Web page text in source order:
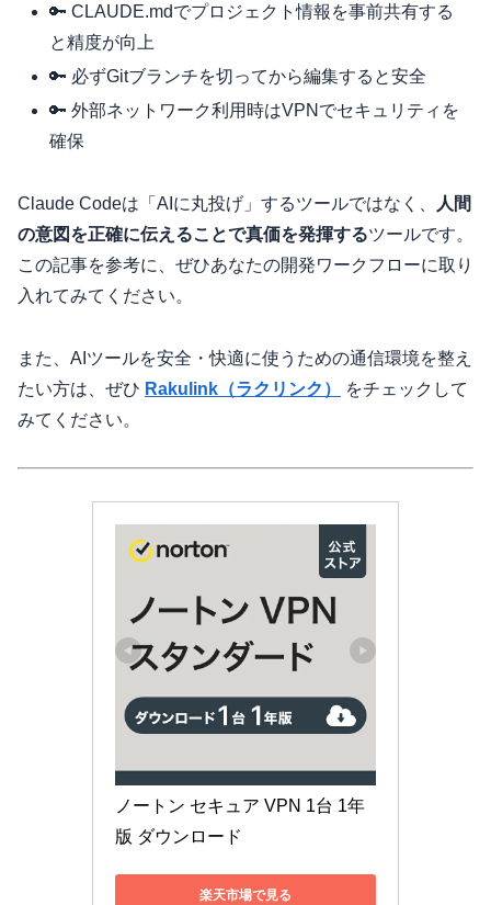
🔑 CLAUDE.mdでプロジェクト情報を事前共有する
と精度が向上
🔑 必ずGitブランチを切ってから編集すると安全
🔑 外部ネットワーク利用時はVPNでセキュリティを
確保
Claude Codeは「AIに丸投げ」するツールではなく、
人間
の意図を正確に伝えることで真価を発揮するツールです。
この記事を参考に、ぜひあなたの開発ワークフローに取り
入れてみてください。
また、AIツールを安全・快適に使うための通信環境を整え
たい方は、ぜひ Rakulink（ラクリンク）
をチェックして
みてください。
ノートン セキュア VPN 1台 1年
版 ダウンロード
楽天市場で見る